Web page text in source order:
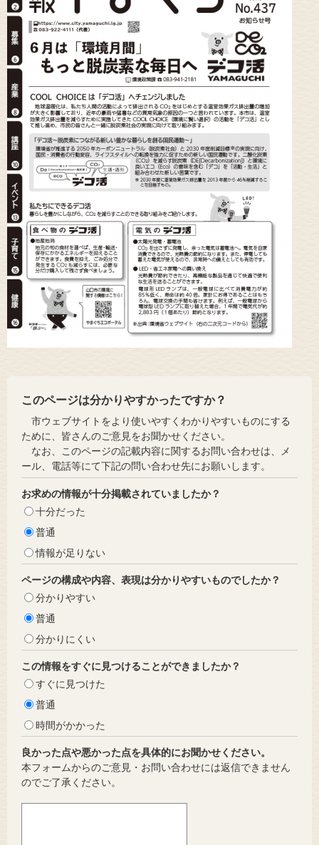
このページは分かりやすかったですか？
市ウェブサイトをより使いやすくわかりやすいものにする
ために、皆さんのご意見をお聞かせください。
なお、このページの記載内容に関するお問い合わせは、メ
ール、電話等にて下記の問い合わせ先にお願いします。
お求めの情報が十分掲載されていましたか？
十分だった
普通
情報が足りない
ページの構成や内容、表現は分かりやすいものでしたか？
分かりやすい
普通
分かりにくい
この情報をすぐに見つけることができましたか？
すぐに見つけた
普通
時間がかかった
良かった点や悪かった点を具体的にお聞かせください。
本フォームからのご意見・お問い合わせには返信できません
のでご了承ください。